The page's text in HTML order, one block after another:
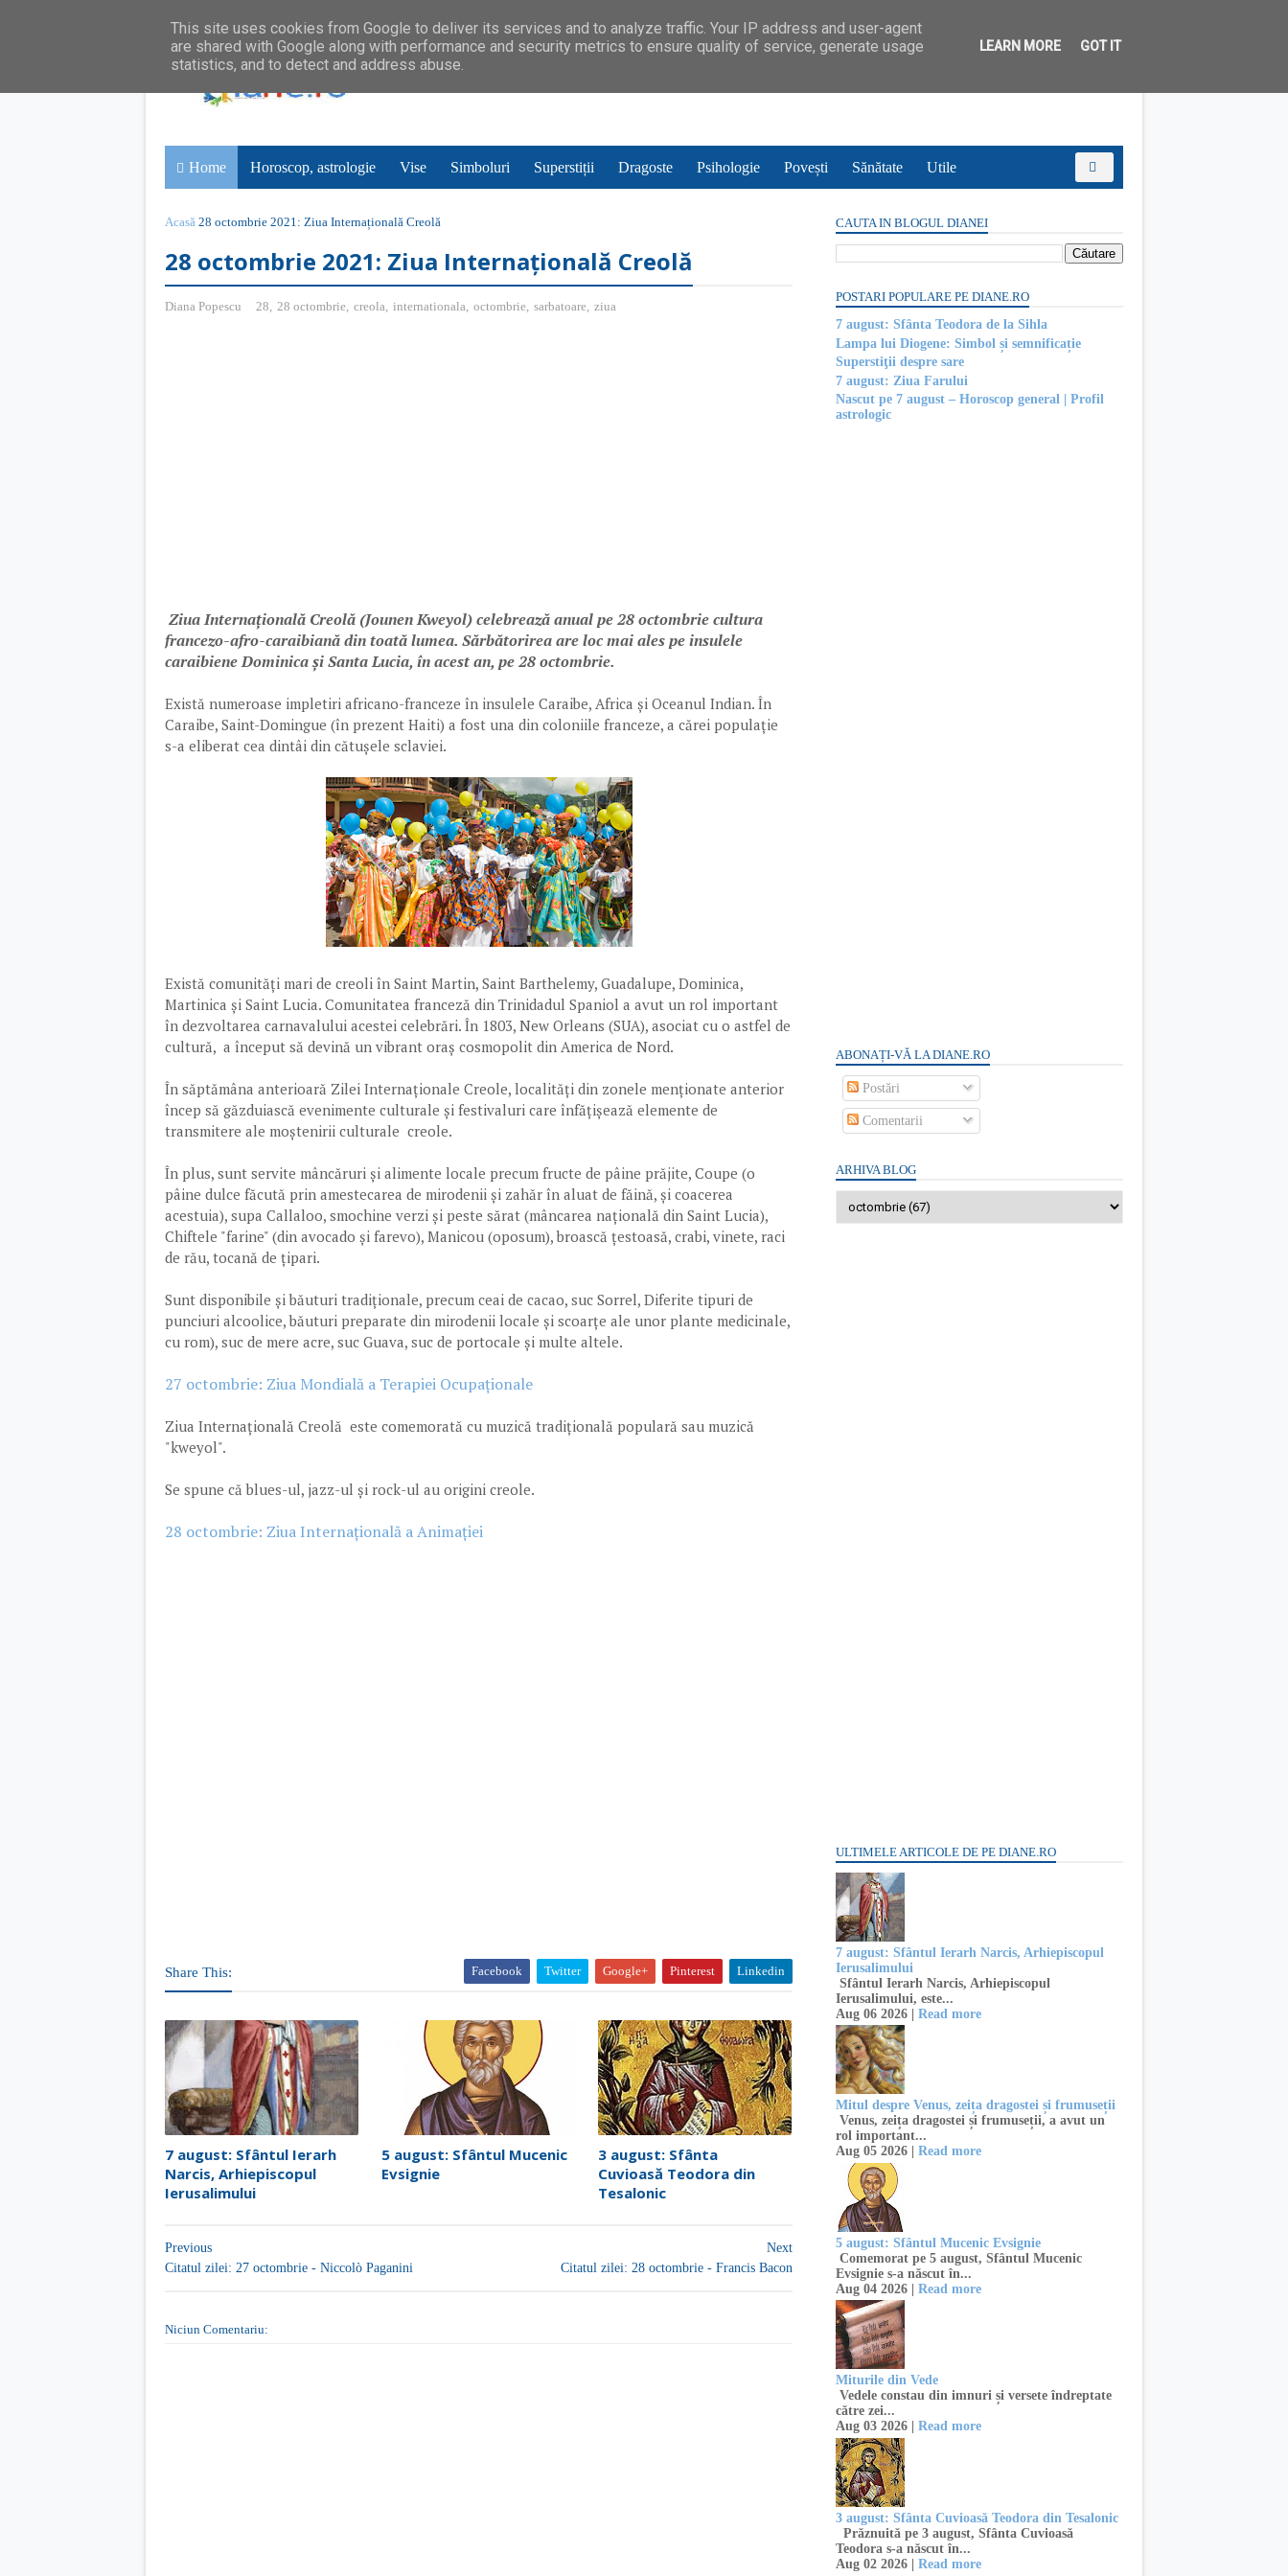
Home Horoscop, astrologie Vise Simboluri Superstiții Dragoste Psihologie Povești Sănătate Utile
Acasă 28 octombrie 2021: Ziua Internațională Creolă
28 octombrie 2021: Ziua Internațională Creolă
Diana Popescu 28, 28 octombrie, creola, internationala, octombrie, sarbatoare, ziua
Ziua Internațională Creolă (Jounen Kweyol) celebrează anual pe 28 octombrie cultura
francezo-afro-caraibiană din toată lumea. Sărbătorirea are loc mai ales pe insulele
caraibiene Dominica și Santa Lucia, în acest an, pe 28 octombrie.
Există numeroase impletiri africano-franceze în insulele Caraibe, Africa și Oceanul Indian. În
Caraibe, Saint-Domingue (în prezent Haiti) a fost una din coloniile franceze, a cărei populație
s-a eliberat cea dintâi din cătușele sclaviei.
Există comunități mari de creoli în Saint Martin, Saint Barthelemy, Guadalupe, Dominica,
Martinica și Saint Lucia. Comunitatea franceză din Trinidadul Spaniol a avut un rol important
în dezvoltarea carnavalului acestei celebrări. În 1803, New Orleans (SUA), asociat cu o astfel de
cultură, a început să devină un vibrant oraș cosmopolit din America de Nord.
În săptămâna anterioară Zilei Internaționale Creole, localități din zonele menționate anterior
încep să găzduiască evenimente culturale și festivaluri care înfățișează elemente de
transmitere ale moștenirii culturale creole.
În plus, sunt servite mâncăruri și alimente locale precum fructe de pâine prăjite, Coupe (o
pâine dulce făcută prin amestecarea de mirodenii și zahăr în aluat de făină, și coacerea
acestuia), supa Callaloo, smochine verzi și peste sărat (mâncarea națională din Saint Lucia),
Chiftele "farine" (din avocado și farevo), Manicou (oposum), broască țestoasă, crabi, vinete, raci
de rău, tocană de țipari.
Sunt disponibile și băuturi tradiționale, precum ceai de cacao, suc Sorrel, Diferite tipuri de
punciuri alcoolice, băuturi preparate din mirodenii locale și scoarțe ale unor plante medicinale,
cu rom), suc de mere acre, suc Guava, suc de portocale și multe altele.
27 octombrie: Ziua Mondială a Terapiei Ocupaționale
Ziua Internațională Creolă este comemorată cu muzică tradițională populară sau muzică
"kweyol".
Se spune că blues-ul, jazz-ul și rock-ul au origini creole.
28 octombrie: Ziua Internațională a Animației
Share This: Facebook Twitter Google+ Pinterest Linkedin
7 august: Sfântul Ierarh
Narcis, Arhiepiscopul
Ierusalimului
5 august: Sfântul Mucenic
Evsignie
3 august: Sfânta
Cuvioasă Teodora din
Tesalonic
Next
Citatul zilei: 28 octombrie - Francis Bacon
Previous
Citatul zilei: 27 octombrie - Niccolò Paganini
Niciun Comentariu:
CAUTA IN BLOGUL DIANEI
POSTARI POPULARE PE DIANE.RO
7 august: Sfânta Teodora de la Sihla
Lampa lui Diogene: Simbol și semnificație
Superstiţii despre sare
7 august: Ziua Farului
Nascut pe 7 august – Horoscop general | Profil
astrologic
ABONAȚI-VĂ LA DIANE.RO
Postări
Comentarii
ARHIVA BLOG
ULTIMELE ARTICOLE DE PE DIANE.RO
7 august: Sfântul Ierarh Narcis, Arhiepiscopul
Ierusalimului
Sfântul Ierarh Narcis, Arhiepiscopul
Ierusalimului, este...
Aug 06 2026 | Read more
Mitul despre Venus, zeița dragostei și frumuseții
Venus, zeița dragostei și frumuseții, a avut un
rol important...
Aug 05 2026 | Read more
5 august: Sfântul Mucenic Evsignie
Comemorat pe 5 august, Sfântul Mucenic
Evsignie s-a născut în...
Aug 04 2026 | Read more
Miturile din Vede
Vedele constau din imnuri și versete îndreptate
către zei...
Aug 03 2026 | Read more
3 august: Sfânta Cuvioasă Teodora din Tesalonic
Prăznuită pe 3 august, Sfânta Cuvioasă
Teodora s-a născut în...
Aug 02 2026 | Read more
This site uses cookies from Google to deliver its services and to analyze traffic. Your IP address and user-agent
are shared with Google along with performance and security metrics to ensure quality of service, generate usage
statistics, and to detect and address abuse.
LEARN MORE GOT IT